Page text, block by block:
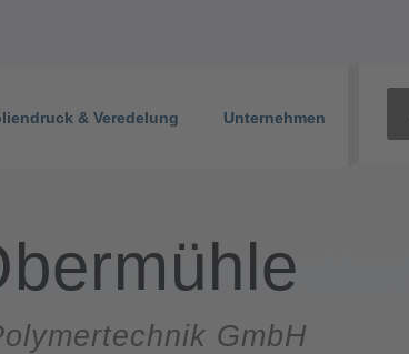
& Veredelung Unternehmen
GmbH